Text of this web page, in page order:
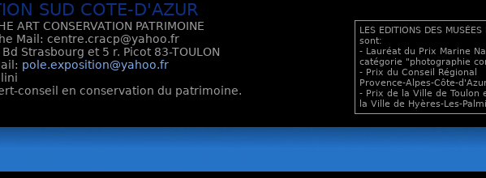
SUD COTE-D'AZUR
ART CONSERVATION PATRIMOINE
Mail: centre.cracp@yahoo.fr
Bd Strasbourg et 5 r. Picot 83-TOULON
pole.exposition@yahoo.fr
conseil en conservation du patrimoine.
LES EDITIONS DES
sont:
- Lauréat du Prix Marine
catégorie "photographie
- Prix du Conseil Régional
Provence-Alpes-Côte-
- Prix de la Ville de Toulon
la Ville de Hyères-Les-